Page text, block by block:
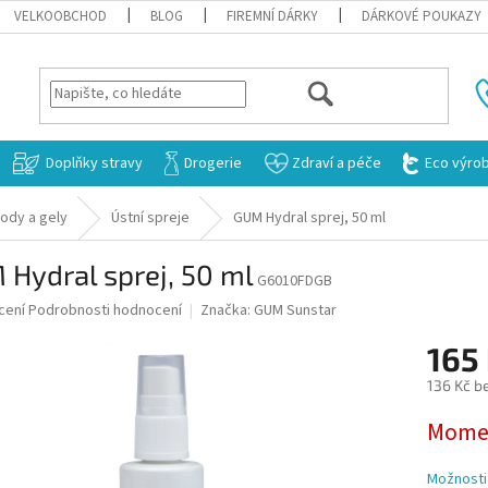
VELKOOBCHOD BLOG FIREMNÍ DÁRKY DÁRKOVÉ POUKAZY
HLEDAT
Doplňky stravy Drogerie Zdraví a péče Eco
a gely Ústní spreje GUM Hydral sprej, 50 ml
Hydral sprej, 50 ml G6010FDGB
Podrobnosti hodnocení Značka: GUM Sunstar
165
136 Kč
cena: